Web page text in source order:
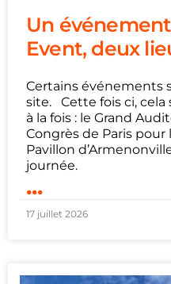
Un
Event, deux
Certains événements
site. Cette fois ci, cela
à la fois : le Grand
Congrès de Paris
Pavillon
journée.
...
17 juillet 2026